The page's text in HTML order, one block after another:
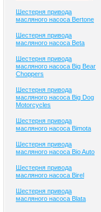
Шестерня привода
масляного насоса Bertone
Шестерня привода
масляного насоса Beta
Шестерня привода
масляного насоса Big Bear
Choppers
Шестерня привода
масляного насоса Big Dog
Motorcycles
Шестерня привода
масляного насоса Bimota
Шестерня привода
масляного насоса Bio Auto
Шестерня привода
масляного насоса Birel
Шестерня привода
масляного насоса Blata